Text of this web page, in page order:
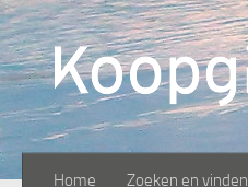
Doorgaan naar inhoud
Home Zoeken en vinden